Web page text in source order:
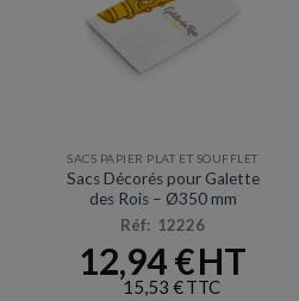
SACS PAPIER PLAT ET SOUFFLET
Sacs Décorés pour Galette
des Rois – Ø350 mm
Réf: 12226
12,94€
15,53 €